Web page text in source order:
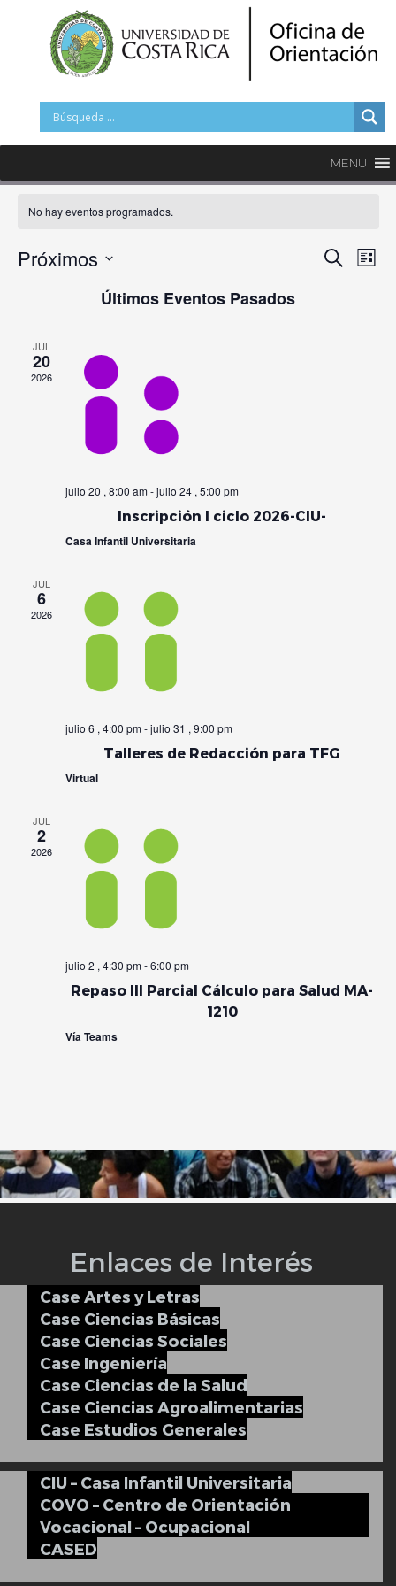
MENU
No hay eventos programados.
Buscar
Lista
Próximos
Últimos Eventos Pasados
JUL
20
2026
julio 20 , 8:00 am-julio 24 , 5:00 pm
Inscripción I ciclo 2026-CIU-
Casa Infantil Universitaria
JUL
6
2026
julio 6 , 4:00 pm-julio 31 , 9:00 pm
Talleres de Redacción para TFG
Virtual
JUL
2
2026
julio 2 , 4:30 pm-6:00 pm
Repaso III Parcial Cálculo para Salud MA-
1210
Vía Teams
Enlaces de Interés
Case Artes y Letras
Case Ciencias Básicas
Case Ciencias Sociales
Case Ingeniería
Case Ciencias de la Salud
Case Ciencias Agroalimentarias
Case Estudios Generales
CIU – Casa Infantil Universitaria
COVO – Centro de Orientación
Vocacional – Ocupacional
CASED